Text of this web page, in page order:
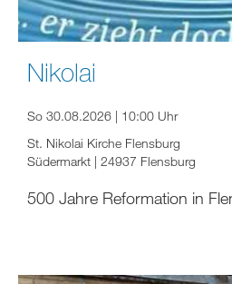
Nikolai
So 30.08.2026 | 10:00 Uhr
St. Nikolai Kirche Flensburg
Südermarkt | 24937 Flensburg
500 Jahre Reformation in